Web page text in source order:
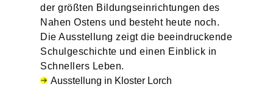
der größten Bildungseinrichtungen des
Nahen Ostens und besteht heute noch.
Die Ausstellung zeigt die beeindruckende
Schulgeschichte und einen Einblick in
Schnellers Leben.
Ausstellung in Kloster Lorch